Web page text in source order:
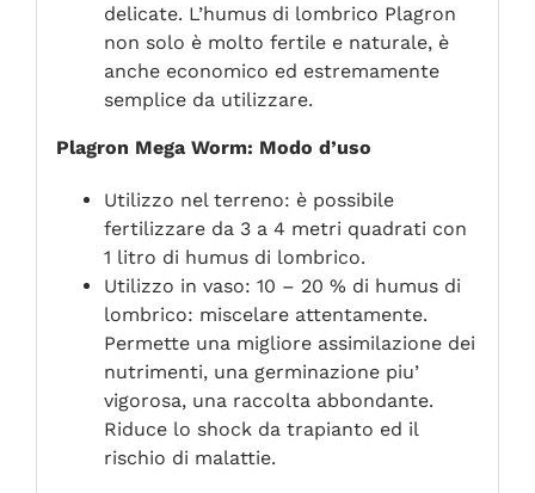
delicate. L’humus di lombrico Plagron
non solo è molto fertile e naturale, è
anche economico ed estremamente
semplice da utilizzare.
Plagron Mega Worm: Modo d’uso
Utilizzo nel terreno: è possibile
fertilizzare da 3 a 4 metri quadrati con
1 litro di humus di lombrico.
Utilizzo in vaso: 10 – 20 % di humus di
lombrico: miscelare attentamente.
Permette una migliore assimilazione dei
nutrimenti, una germinazione piu’
vigorosa, una raccolta abbondante.
Riduce lo shock da trapianto ed il
rischio di malattie.